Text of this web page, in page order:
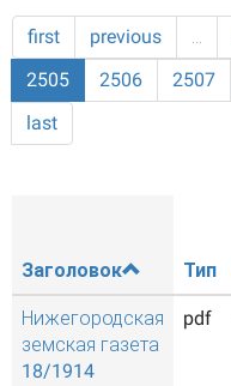
first previous …
2505
2506 2507
last
Заголовок Тип
Нижегородская
земская газета
18/1914
pdf